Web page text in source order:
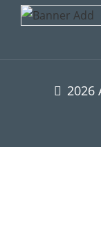
2026